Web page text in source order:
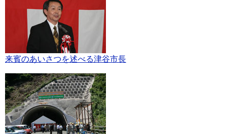
来賓のあいさつを述べる津谷市長